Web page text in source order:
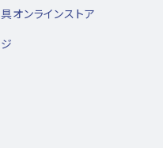
オンラインストア